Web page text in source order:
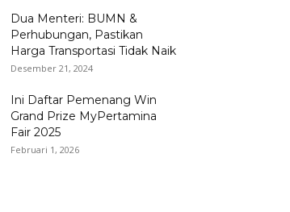
Dua Menteri: BUMN &
Perhubungan, Pastikan
Harga Transportasi Tidak Naik
Desember 21, 2024
Ini Daftar Pemenang Win
Grand Prize MyPertamina
Fair 2025
Februari 1, 2026